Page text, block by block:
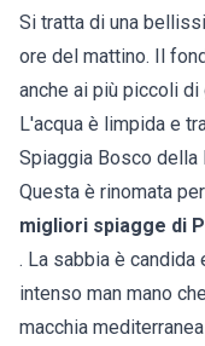
Si tratta di una
ore del mattino. Il
anche ai più piccoli
L'acqua è limpida e
Spiaggia Bosco della
Questa è rinomata
migliori spiagge di
. La sabbia è candida
intenso man mano
macchia